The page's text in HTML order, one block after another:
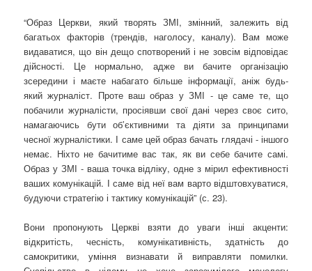
“Образ Церкви, який творять ЗМІ, змінний, залежить від
багатьох факторів (трендів, наголосу, каналу). Вам може
видаватися, що він дещо спотворений і не зовсім відповідає
дійсності. Це нормально, адже ви бачите організацію
зсередини і маєте набагато більше інформації, аніж будь-
який журналіст. Проте ваш образ у ЗМІ - це саме те, що
побачили журналісти, просіявши свої дані через своє сито,
намагаючись бути об’єктивними та діяти за принципами
чесної журналістики. І саме цей образ бачать глядачі - іншого
немає. Ніхто не бачитиме вас так, як ви себе бачите самі.
Образ у ЗМІ - ваша точка відліку, одне з мірил ефективності
ваших комунікацій. І саме від неї вам варто відштовхуватися,
будуючи стратегію і тактику комунікацій” (с. 23).
Вони пропонують Церкві взяти до уваги інші акценти:
відкритість, чесність, комунікативність, здатність до
самокритики, уміння визнавати й виправляти помилки.